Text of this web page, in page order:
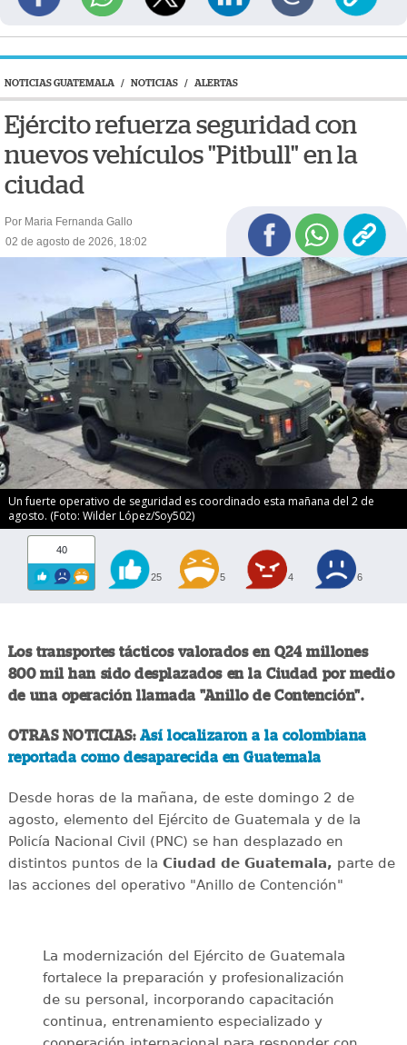
NOTICIAS GUATEMALA / NOTICIAS / ALERTAS
Ejército refuerza seguridad con
nuevos vehículos "Pitbull" en la
ciudad
Por Maria Fernanda Gallo
02 de agosto de 2026, 18:02
Un fuerte operativo de seguridad es coordinado esta mañana del 2 de
agosto. (Foto: Wilder López/Soy502)
40
25 5 4 6
Los transportes tácticos valorados en Q24 millones
800 mil han sido desplazados en la Ciudad por medio
de una operación llamada "Anillo de Contención".
OTRAS NOTICIAS: Así localizaron a la colombiana
reportada como desaparecida en Guatemala
Desde horas de la mañana, de este domingo 2 de
agosto, elemento del Ejército de Guatemala y de la
Policía Nacional Civil (PNC) se han desplazado en
distintos puntos de la Ciudad de Guatemala, parte de
las acciones del operativo "Anillo de Contención"
La modernización del Ejército de Guatemala
fortalece la preparación y profesionalización
de su personal, incorporando capacitación
continua, entrenamiento especializado y